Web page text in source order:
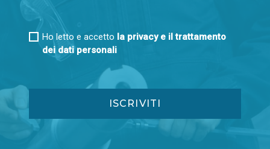
Ho letto e accetto la privacy e il trattamento
dei dati personali